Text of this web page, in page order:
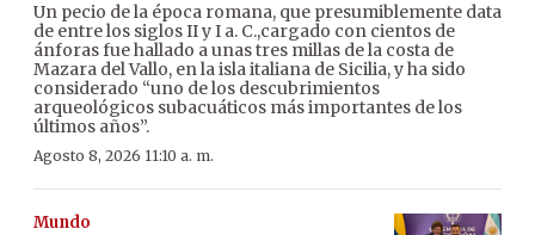
Un pecio de la época romana, que presumiblemente data
de entre los siglos II y I a. C.,cargado con cientos de
ánforas fue hallado a unas tres millas de la costa de
Mazara del Vallo, en la isla italiana de Sicilia, y ha sido
considerado “uno de los descubrimientos
arqueológicos subacuáticos más importantes de los
últimos años”.
Agosto 8, 2026 11:10 a. m.
Mundo